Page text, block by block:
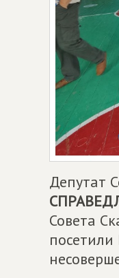
Депутат
Совета